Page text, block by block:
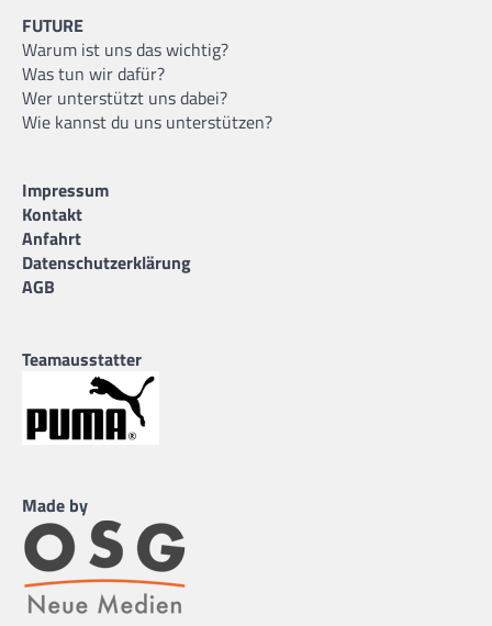
FUTURE
Warum ist uns das wichtig?
Was tun wir dafür?
Wer unterstützt uns dabei?
Wie kannst du uns unterstützen?
Impressum
Kontakt
Anfahrt
Datenschutzerklärung
AGB
Teamausstatter
Made by